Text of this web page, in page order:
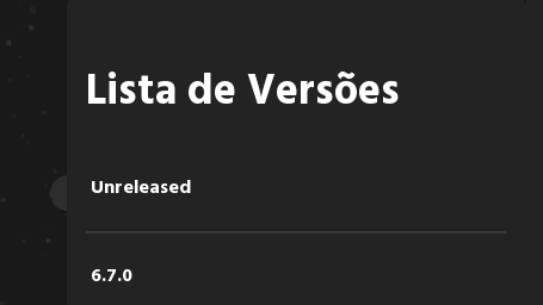
Lista de Versões
Unreleased
6.7.0